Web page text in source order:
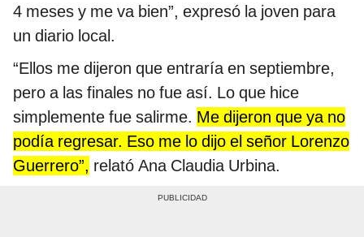
4 meses y me va bien”, expresó la joven para
un diario local.
“Ellos me dijeron que entraría en septiembre,
pero a las finales no fue así. Lo que hice
simplemente fue salirme. Me dijeron que ya no
podía regresar. Eso me lo dijo el señor Lorenzo
Guerrero”, relató Ana Claudia Urbina.